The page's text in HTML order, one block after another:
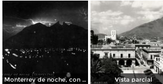
Monterrey de noche, con tempestad Vista parcial